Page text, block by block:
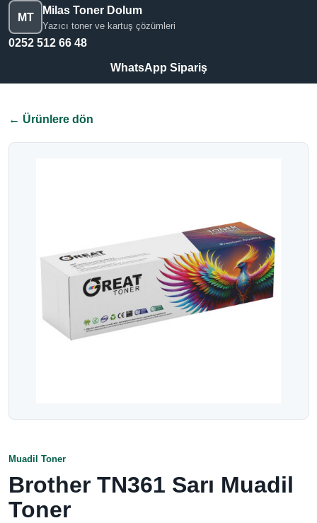
MT
Milas Toner Dolum
Yazıcı toner ve kartuş çözümleri
0252 512 66 48
WhatsApp Sipariş
← Ürünlere dön
Muadil Toner
Brother TN361 Sarı Muadil
Toner